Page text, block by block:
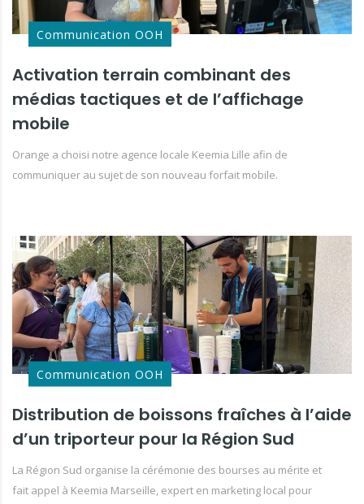
Communication OOH
Activation terrain combinant des
médias tactiques et de l’affichage
mobile
Orange a choisi notre agence locale Keemia Lille afin de
communiquer au sujet de son nouveau forfait mobile.
Communication OOH
Distribution de boissons fraîches à l’aide
d’un triporteur pour la Région Sud
La Région Sud organise la cérémonie des bourses au mérite et
fait appel à Keemia Marseille, expert en marketing local pour